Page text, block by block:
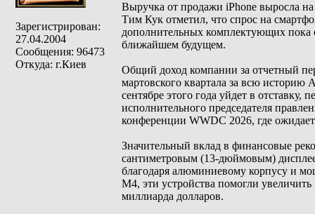
Зарегистрирован:
27.04.2004
Сообщения: 96473
Откуда: г.Киев
Выручка от продажи iPhone выросла
Тим Кук отметил, что спрос на
дополнительных комплектующих пока
ближайшем будущем.
Общий доход компании за отчетный
мартовского квартала за всю
сентябре этого года уйдет в
исполнительного председателя
конференции WWDC 2026, где
Значительный вклад в финансовые
сантиметровым (13-дюймовым)
благодаря алюминиевому корпусу и
M4, эти устройства помогли
миллиарда долларов.